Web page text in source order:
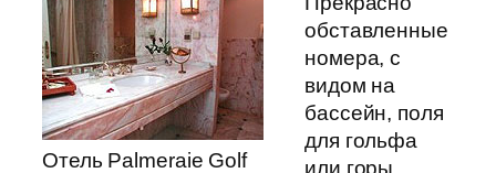
Отель Palmeraie Golf
обставленные
номера, с
видом на
бассейн, поля
для гольфа
или горы